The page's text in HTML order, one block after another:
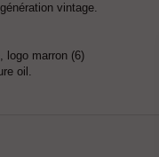
vintage.
logo marron (6)
oil.